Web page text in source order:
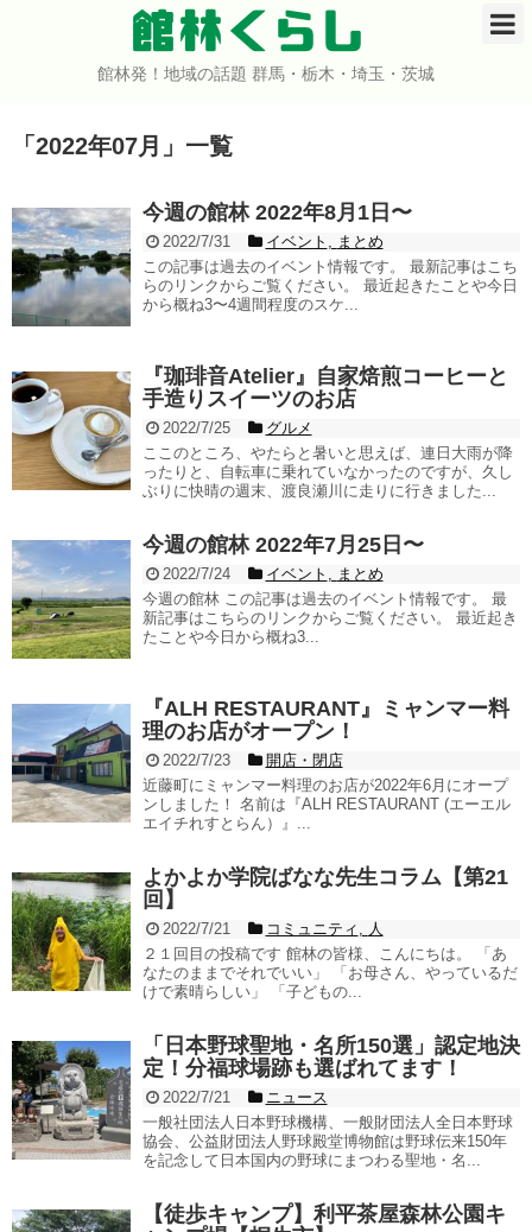
館林くらし
館林発！地域の話題 群馬・栃木・埼玉・茨城
「 2022年07月 」 一覧
今週の館林 2022年8月1日〜
2022/7/31 イベント
まとめ
この記事は過去のイベント情報です。 最新記事はこち
らのリンクからご覧ください。 最近起きたことや今日
から概ね3〜4週間程度のスケ...
『珈琲音Atelier』自家焙煎コーヒーと
手造りスイーツのお店
2022/7/25
グルメ
ここのところ、やたらと暑いと思えば、連日大雨が降
ったりと、自転車に乗れていなかったのですが、久し
ぶりに快晴の週末、渡良瀬川に走りに行きました...
今週の館林 2022年7月25日〜
2022/7/24 イベント
まとめ
今週の館林 この記事は過去のイベント情報です。 最
新記事はこちらのリンクからご覧ください。 最近起き
たことや今日から概ね3...
『ALH RESTAURANT』ミャンマー料
理のお店がオープン！
2022/7/23
開店・閉店
近藤町にミャンマー料理のお店が2022年6月にオープ
ンしました！ 名前は『ALH RESTAURANT (エーエル
エイチれすとらん）』...
よかよか学院ばなな先生コラム【第21
回】
2022/7/21 コミュニティ
人
２１回目の投稿です 館林の皆様、こんにちは。 「あ
なたのままでそれでいい」 「お母さん、やっているだ
けで素晴らしい」 「子どもの...
「日本野球聖地・名所150選」認定地決
定！分福球場跡も選ばれてます！
2022/7/21
ニュース
一般社団法人日本野球機構、一般財団法人全日本野球
協会、公益財団法人野球殿堂博物館は野球伝来150年
を記念して日本国内の野球にまつわる聖地・名...
【徒歩キャンプ】利平茶屋森林公園キ
ホーム
開店・閉店
イベント
グルメ
ショップ
まとめ
コミュニティ
宇宙よりも遠い場所